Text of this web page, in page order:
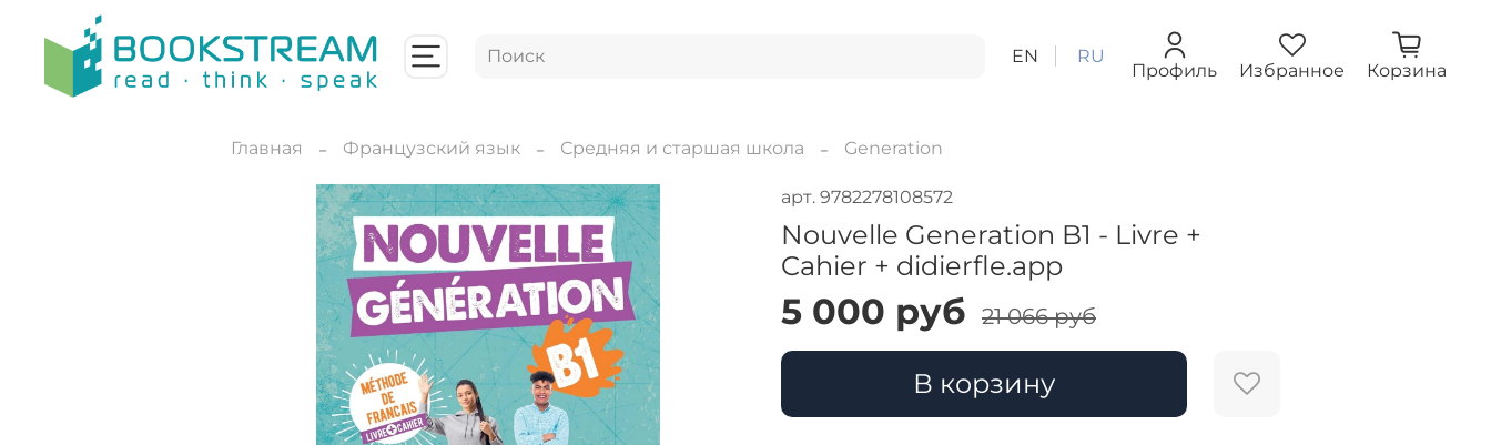
EN RU
Профиль Избранное Корзина
Главная Французский язык Средняя и старшая школа Generation
арт. 9782278108572
Nouvelle Generation B1 - Livre +
Cahier + didierfle.app
5 000 руб 21 066 руб
В корзину